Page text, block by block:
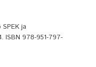
ja
ISBN 978-951-797-